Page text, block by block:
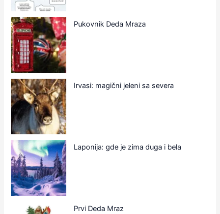
Pukovnik Deda Mraza
Irvasi: magični jeleni sa severa
Laponija: gde je zima duga i bela
Prvi Deda Mraz